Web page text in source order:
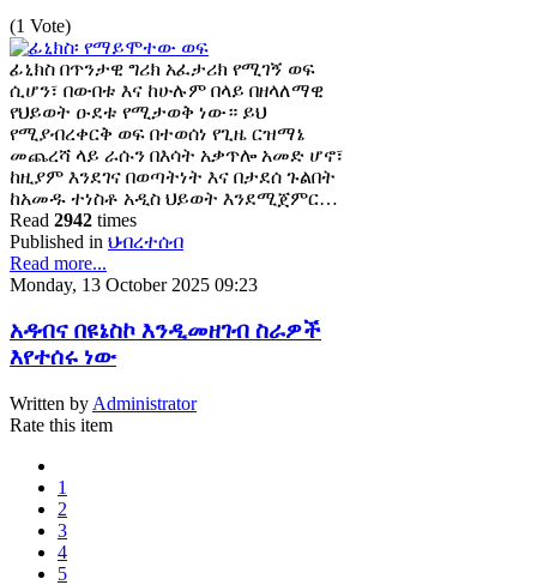
(1 Vote)
ፊኒክስ በጥንታዊ ግሪክ አፈታሪክ የሚገኝ ወፍ
ሲሆን፣ በውበቱ እና ከሁሉም በላይ በዘላለማዊ
የህይወት ዑደቱ የሚታወቅ ነው። ይህ
የሚያብረቀርቅ ወፍ በተወሰነ የጊዜ ርዝማኔ
መጨረሻ ላይ ራሱን በእሳት አቃጥሎ አመድ ሆኖ፣
ከዚያም እንደገና በወጣትነት እና በታደሰ ጉልበት
ከአመዱ ተነስቶ አዲስ ህይወት እንደሚጀምር…
Read 2942 times
Published in ህብረተሰብ
Read more...
Monday, 13 October 2025 09:23
አዳብና በዩኔስኮ እንዲመዘገብ ስራዎች
እየተሰሩ ነው
Written by Administrator
Rate this item
1
2
3
4
5